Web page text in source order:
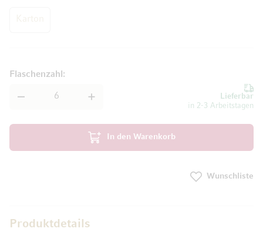
Lieferbar
in 2-3 Arbeitstagen
Flaschenzahl
In den Warenkorb
Wunschliste
Produktdetails